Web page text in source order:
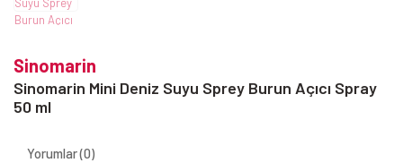
Sinomarin
Sinomarin Mini Deniz Suyu Sprey Burun Açıcı Spray
50 ml
Yorumlar (0)